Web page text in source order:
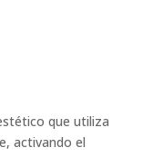
que utiliza
activando el